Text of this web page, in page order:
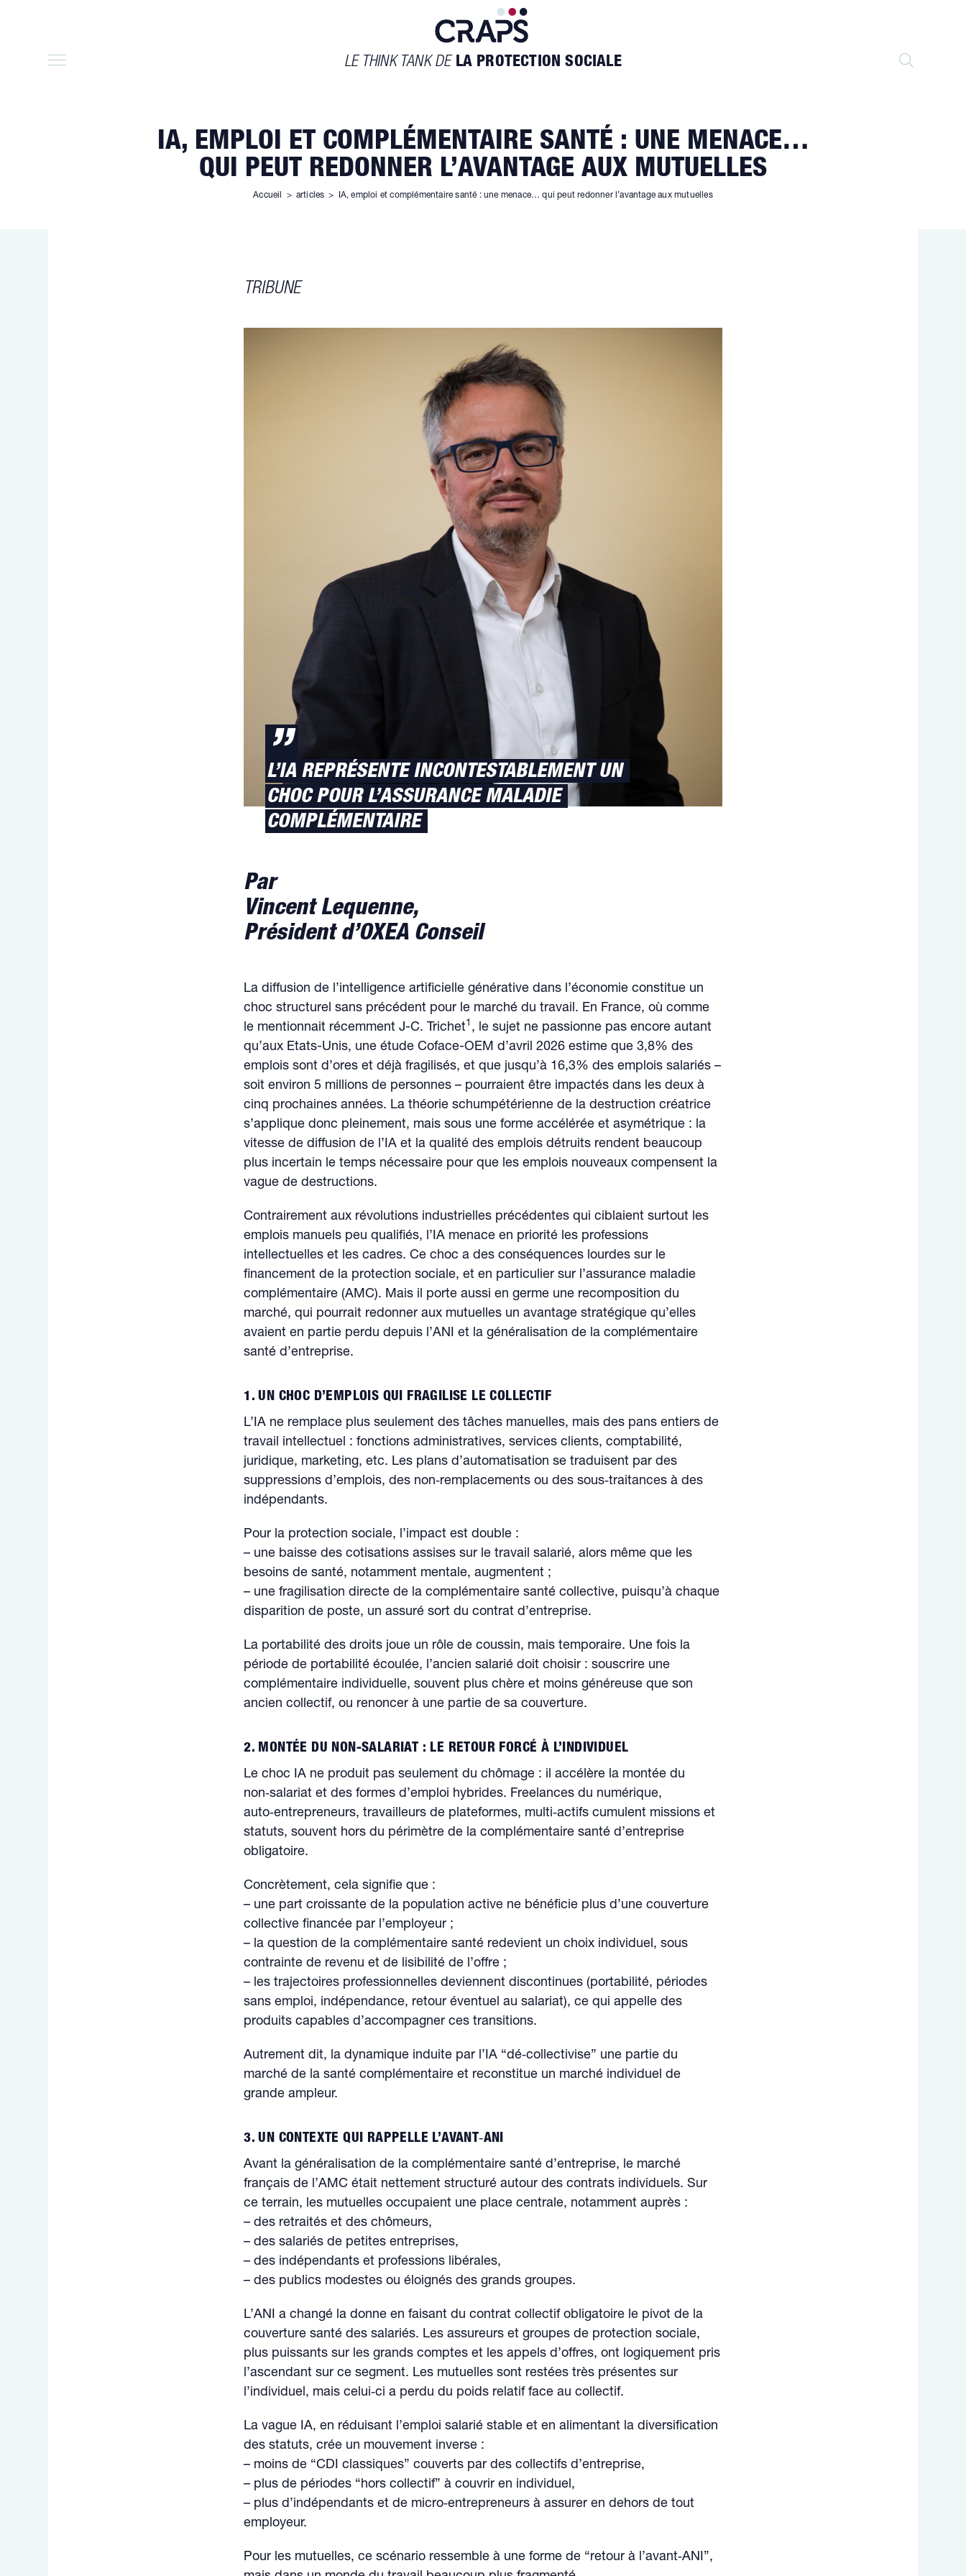
LE THINK TANK DELA PROTECTION SOCIALE TOGGLE
IA, EMPLOI ET COMPLÉMENTAIRE SANTÉ : UNE MENACE…
QUI PEUT REDONNER L’AVANTAGE AUX MUTUELLES
Accueil > articles > IA, emploi et complémentaire santé : une menace… qui peut redonner l’avantage aux mutuelles
TRIBUNE
”
L’IA REPRÉSENTE INCONTESTABLEMENT UN
CHOC POUR L’ASSURANCE MALADIE
COMPLÉMENTAIRE
Par
Vincent Lequenne,
Président d’OXEA Conseil
La diffusion de l’intelligence artificielle générative dans l’économie constitue un
choc structurel sans précédent pour le marché du travail. En France, où comme
le mentionnait récemment J-C. Trichet1 , le sujet ne passionne pas encore autant
qu’aux Etats-Unis, une étude Coface-OEM d’avril 2026 estime que 3,8% des
emplois sont d’ores et déjà fragilisés, et que jusqu’à 16,3% des emplois salariés –
soit environ 5 millions de personnes – pourraient être impactés dans les deux à
cinq prochaines années. La théorie schumpétérienne de la destruction créatrice
s’applique donc pleinement, mais sous une forme accélérée et asymétrique : la
vitesse de diffusion de l’IA et la qualité des emplois détruits rendent beaucoup
plus incertain le temps nécessaire pour que les emplois nouveaux compensent la
vague de destructions.
Contrairement aux révolutions industrielles précédentes qui ciblaient surtout les
emplois manuels peu qualifiés, l’IA menace en priorité les professions
intellectuelles et les cadres. Ce choc a des conséquences lourdes sur le
financement de la protection sociale, et en particulier sur l’assurance maladie
complémentaire (AMC). Mais il porte aussi en germe une recomposition du
marché, qui pourrait redonner aux mutuelles un avantage stratégique qu’elles
avaient en partie perdu depuis l’ANI et la généralisation de la complémentaire
santé d’entreprise.
1. UN CHOC D’EMPLOIS QUI FRAGILISE LE COLLECTIF
L’IA ne remplace plus seulement des tâches manuelles, mais des pans entiers de
travail intellectuel : fonctions administratives, services clients, comptabilité,
juridique, marketing, etc. Les plans d’automatisation se traduisent par des
suppressions d’emplois, des non‑remplacements ou des sous‑traitances à des
indépendants.
Pour la protection sociale, l’impact est double :
– une baisse des cotisations assises sur le travail salarié, alors même que les
besoins de santé, notamment mentale, augmentent ;
– une fragilisation directe de la complémentaire santé collective, puisqu’à chaque
disparition de poste, un assuré sort du contrat d’entreprise.
La portabilité des droits joue un rôle de coussin, mais temporaire. Une fois la
période de portabilité écoulée, l’ancien salarié doit choisir : souscrire une
complémentaire individuelle, souvent plus chère et moins généreuse que son
ancien collectif, ou renoncer à une partie de sa couverture.
2. MONTÉE DU NON-SALARIAT : LE RETOUR FORCÉ À L’INDIVIDUEL
Le choc IA ne produit pas seulement du chômage : il accélère la montée du
non‑salariat et des formes d’emploi hybrides. Freelances du numérique,
auto‑entrepreneurs, travailleurs de plateformes, multi‑actifs cumulent missions et
statuts, souvent hors du périmètre de la complémentaire santé d’entreprise
obligatoire.
Concrètement, cela signifie que :
– une part croissante de la population active ne bénéficie plus d’une couverture
collective financée par l’employeur ;
– la question de la complémentaire santé redevient un choix individuel, sous
contrainte de revenu et de lisibilité de l’offre ;
– les trajectoires professionnelles deviennent discontinues (portabilité, périodes
sans emploi, indépendance, retour éventuel au salariat), ce qui appelle des
produits capables d’accompagner ces transitions.
Autrement dit, la dynamique induite par l’IA “dé‑collectivise” une partie du
marché de la santé complémentaire et reconstitue un marché individuel de
grande ampleur.
3. UN CONTEXTE QUI RAPPELLE L’AVANT‑ANI
Avant la généralisation de la complémentaire santé d’entreprise, le marché
français de l’AMC était nettement structuré autour des contrats individuels. Sur
ce terrain, les mutuelles occupaient une place centrale, notamment auprès :
– des retraités et des chômeurs,
– des salariés de petites entreprises,
– des indépendants et professions libérales,
– des publics modestes ou éloignés des grands groupes.
L’ANI a changé la donne en faisant du contrat collectif obligatoire le pivot de la
couverture santé des salariés. Les assureurs et groupes de protection sociale,
plus puissants sur les grands comptes et les appels d’offres, ont logiquement pris
l’ascendant sur ce segment. Les mutuelles sont restées très présentes sur
l’individuel, mais celui‑ci a perdu du poids relatif face au collectif.
La vague IA, en réduisant l’emploi salarié stable et en alimentant la diversification
des statuts, crée un mouvement inverse :
– moins de “CDI classiques” couverts par des collectifs d’entreprise,
– plus de périodes “hors collectif” à couvrir en individuel,
– plus d’indépendants et de micro‑entrepreneurs à assurer en dehors de tout
employeur.
Pour les mutuelles, ce scénario ressemble à une forme de “retour à l’avant‑ANI”,